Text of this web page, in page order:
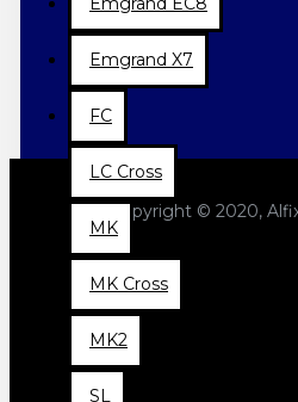
Emgrand X7
FC
LC Cross
MK
MK Cross
MK2
SL
Copyright © 2020,